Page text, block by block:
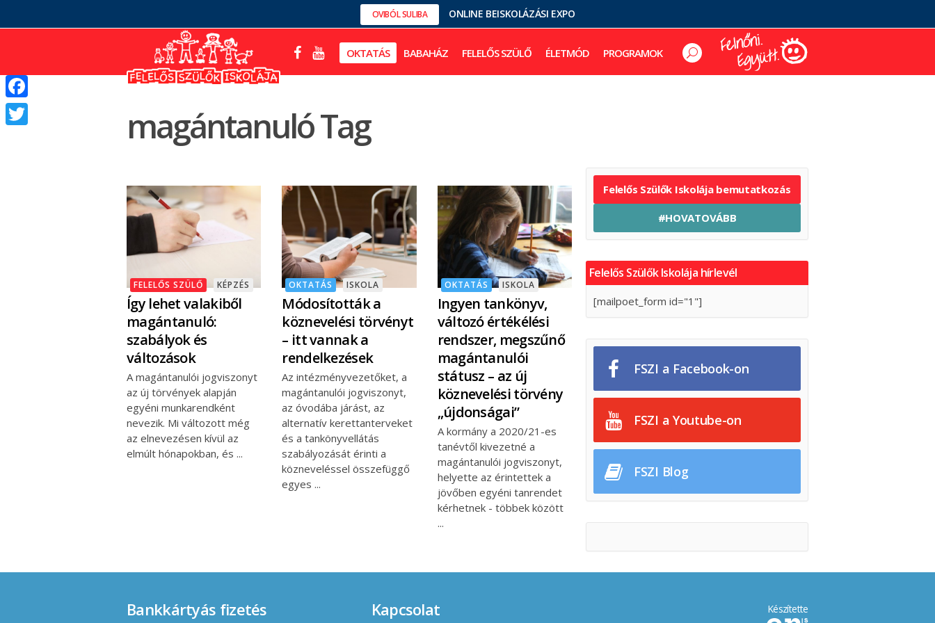
OVIBÓL SULIBA ONLINE BEISKOLÁZÁSI EXPO
OKTATÁS BABAHÁZ FELELŐS SZÜLŐ ÉLETMÓD PROGRAMOK
magántanuló Tag
FELELŐS SZÜLŐ KÉPZÉS
Így lehet valakiből
magántanuló:
szabályok és
változások
A magántanulói jogviszonyt
az új törvények alapján
egyéni munkarendként
nevezik. Mi változott még
az elnevezésen kívül az
elmúlt hónapokban, és
OKTATÁS ISKOLA
Módosították a
köznevelési törvényt
– itt vannak a
rendelkezések
Az intézményvezetőket, a
magántanulói jogviszonyt,
az óvodába járást, az
alternatív kerettanterveket
és a tankönyvellátás
szabályozását érinti a
közneveléssel összefüggő
egyes
OKTATÁS ISKOLA
Ingyen tankönyv,
változó értékélési
rendszer, megszűnő
magántanulói
státusz – az új
köznevelési törvény
„újdonságai”
A kormány a 2020/21-es
tanévtől kivezetné a
magántanulói jogviszonyt,
helyette az érintettek a
jövőben egyéni tanrendet
kérhetnek - többek között
Felelős Szülők Iskolája bemutatkozás
#HOVATOVÁBB
Felelős Szülők Iskolája hírlevél
[mailpoet_form id="1"]
FSZI a Facebook-on
FSZI a Youtube-on
FSZI Blog
Bankkártyás fizetés Kapcsolat Készítette
Facebook